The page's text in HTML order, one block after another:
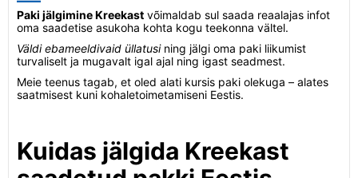
Paki jälgimine Kreekast võimaldab sul saada reaalajas infot
oma saadetise asukoha kohta kogu teekonna vältel.
Väldi ebameeldivaid üllatusining jälgi oma paki liikumist
turvaliselt ja mugavalt igal ajal ning igast seadmest.
Meie teenus tagab, et oled alati kursis paki olekuga – alates
saatmisest kuni kohaletoimetamiseni Eestis.
Kuidas jälgida Kreekast